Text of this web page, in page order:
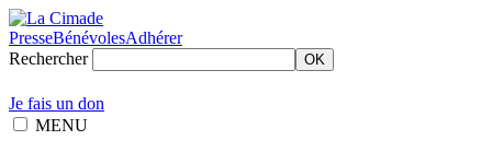
PresseBénévolesAdhérer
Rechercher
OK
Je fais un don
MENU